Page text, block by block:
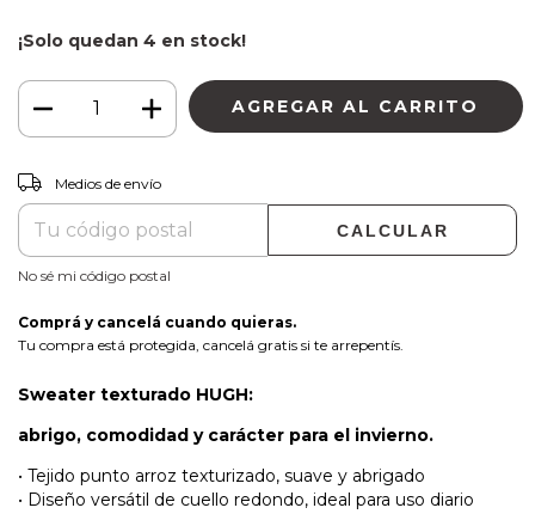
¡Solo quedan 4 en stock!
Entregas para el CP:
Medios de envío
CALCULAR
No sé mi código postal
Comprá y cancelá cuando quieras.
Tu compra está protegida, cancelá gratis si te arrepentís.
Sweater texturado HUGH:
abrigo, comodidad y carácter para el invierno.
• Tejido punto arroz texturizado, suave y abrigado
• Diseño versátil de cuello redondo, ideal para uso diario